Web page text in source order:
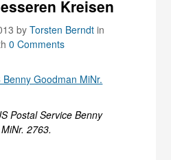
Kreisen
byTorsten Berndt in
0 Comments
Postal Service Benny
2763.